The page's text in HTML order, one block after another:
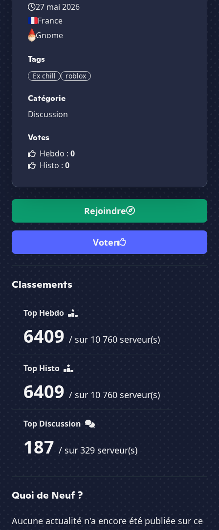
27 mai 2026
France
Gnome
Tags
Ex chill roblox
Catégorie
Discussion
Votes
Hebdo : 0
Histo : 0
Rejoindre
Voter
Classements
Top Hebdo
6409 / sur 10 760 serveur(s)
Top Histo
6409 / sur 10 760 serveur(s)
Top Discussion
187 / sur 329 serveur(s)
Quoi de Neuf ?
Aucune actualité n'a encore été publiée sur ce